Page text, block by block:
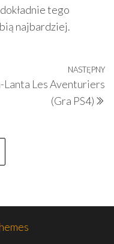
tego
najbardziej.
NASTĘPNY
Lanta Les Aventuriers
(Gra PS4)